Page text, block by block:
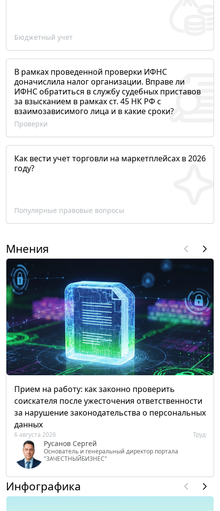
Бюджетный учет
В рамках проведенной проверки ИФНС
доначислила налог организации. Вправе ли
ИФНС обратиться в службу судебных приставов
за взысканием в рамках ст. 45 НК РФ с
взаимозависимого лица и в какие сроки?
Проверки
Как вести учет торговли на маркетплейсах в 2026
году?
Популярные правовые вопросы
Мнения
Прием на работу: как законно проверить
соискателя после ужесточения ответственности
за нарушение законодательства о персональных
данных
6 августа 2026 Труд
Русанов Сергей
Основатель и генеральный директор портала
"ЗАЧЕСТНЫЙБИЗНЕС"
Инфографика